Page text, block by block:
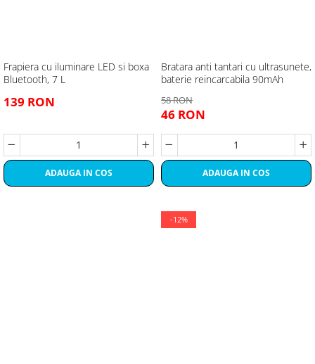
Frapiera cu iluminare LED si boxa
Bluetooth, 7 L
139 RON
ADAUGA IN COS
Bratara anti tantari cu ultrasunete,
baterie reincarcabila 90mAh
58 RON
46 RON
ADAUGA IN COS
-12%